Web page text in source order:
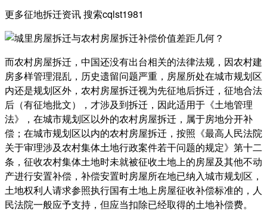
更多征地拆迁资讯 搜索cqlst1981
而农村房屋拆迁，中国还没有出台相关的法律法规，因农村建
房多样管理混乱，历史遗留问题严重，房屋所处在城市规划区
内还是规划区外，农村房屋拆迁视为先征地后拆迁，征地合法
后（有征地批文），才涉及到拆迁，因此适用于《土地管理
法》，在城市规划区以外的农村房屋拆迁，属于房地分开补
偿；在城市规划区以内的农村房屋拆迁，按照《最高人民法院
关于审理涉及农村集体土地行政案件若干问题的规定》第十二
条，征收农村集体土地时未就被征收土地上的房屋及其他不动
产进行安置补偿，补偿安置时房屋所在地已纳入城市规划区，
土地权利人请求参照执行国有土地上房屋征收补偿标准的，人
民法院一般应予支持，但应当扣除已经取得的土地补偿费。